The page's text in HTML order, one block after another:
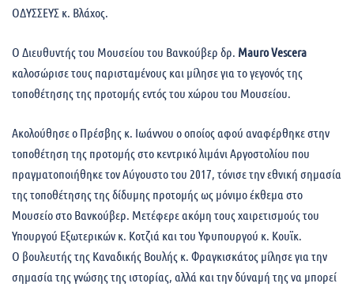
ΟΔΥΣΣΕΥΣ κ. Βλάχος.
Ο Διευθυντής του Μουσείου του Βανκούβερ δρ. Mauro Vescera
καλοσώρισε τους παρισταμένους και μίλησε για το γεγονός της
τοποθέτησης της προτομής εντός του χώρου του Μουσείου.
Ακολούθησε ο Πρέσβης κ. Ιωάννου ο οποίος αφού αναφέρθηκε στην
τοποθέτηση της προτομής στο κεντρικό λιμάνι Αργοστολίου που
πραγματοποιήθηκε τον Αύγουστο του 2017, τόνισε την εθνική σημασία
της τοποθέτησης της δίδυμης προτομής ως μόνιμο έκθεμα στο
Μουσείο στο Βανκούβερ. Μετέφερε ακόμη τους χαιρετισμούς του
Υπουργού Εξωτερικών κ. Κοτζιά και του Υφυπουργού κ. Κουϊκ.
Ο βουλευτής της Καναδικής Βουλής κ. Φραγκισκάτος μίλησε για την
σημασία της γνώσης της ιστορίας, αλλά και την δύναμή της να μπορεί